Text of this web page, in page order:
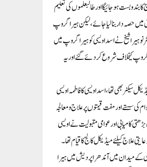
ہو جائیگا اور طالبعلموں کی تعلیم
لگایا کہ انہیں کمپنی میں حصہ دار بنا لیا جائے، لیکن ہیرا گروپ
نوہیرا شیخ نے اسد اویسی کو ہیرا گروپ میں
کیخلاف شروع کر دئے گئے اور یہ
بھی تھا، اسد اویسی کا فاطمہ اویسی
کی سستے اور مفت قیمتوں پر علاج و معالجہ
کامیابی اور عوامی مقبولیت نے اویسی
علاج کیلئے میڈیکل کالج کا قیام تھا۔
کے میدان میں آندھرا پردیش میں ہیرا